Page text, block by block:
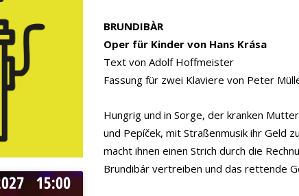
BRUNDIBÀR
Oper für Kinder von Hans Krása
Text von Adolf Hoffmeister
Fassung für zwei Klaviere von Peter
Hungrig und in Sorge, der kranken
und Pepíček, mit Straßenmusik ihr Geld
macht ihnen einen Strich durch die
Brundibár vertreiben und das rettende